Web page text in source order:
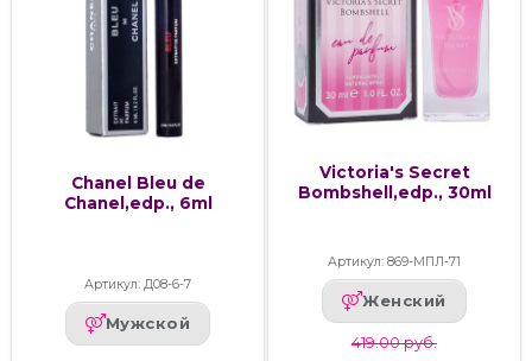
Chanel Bleu de
Chanel,edp., 6ml
Артикул: Д08-6-7
Мужской
Victoria's Secret
Bombshell,edp., 30ml
Артикул: 869-МПЛ-71
Женский
419.00 руб.